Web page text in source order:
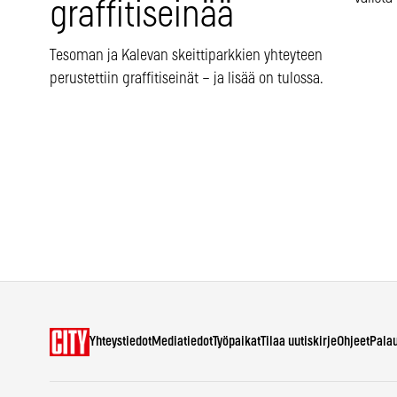
graffitiseinää
Tesoman ja Kalevan skeittiparkkien yhteyteen
perustettiin graffitiseinät – ja lisää on tulossa.
YhteystiedotMediatiedotTyöpaikatTilaa uutiskirjeOhjeet